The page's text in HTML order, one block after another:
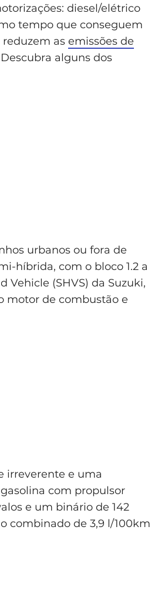
diesel/elétrico
tempo que conseguem
as emissões de
alguns dos
urbanos ou fora de
híbrida, com o bloco 1.2 a
Vehicle (SHVS) da Suzuki,
motor de combustão e
irreverente e uma
com propulsor
e um binário de 142
combinado de 3,9 l/100km